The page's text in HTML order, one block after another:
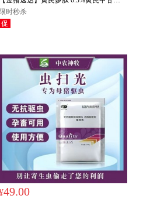
70%黄芪多糖 100g/袋 拌料1000斤饮水
2000斤
限时秒杀
促
49.00